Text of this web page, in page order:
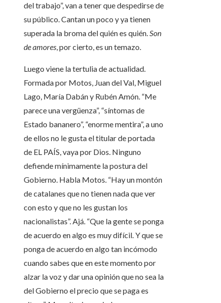
del trabajo”, van a tener que despedirse de
su público. Cantan un poco y ya tienen
superada la broma del quién es quién.Son
de amores, por cierto, es un temazo.
Luego viene la tertulia de actualidad.
Formada por Motos, Juan del Val, Miguel
Lago, María Dabán y Rubén Amón. “Me
parece una vergüenza”, “síntomas de
Estado bananero”, “enorme mentira”, a uno
de ellos no le gusta el titular de portada
de EL PAÍS, vaya por Dios. Ninguno
defiende mínimamente la postura del
Gobierno. Habla Motos. “Hay un montón
de catalanes que no tienen nada que ver
con esto y que no les gustan los
nacionalistas”. Ajá. “Que la gente se ponga
de acuerdo en algo es muy difícil. Y que se
ponga de acuerdo en algo tan incómodo
cuando sabes que en este momento por
alzar la voz y dar una opinión que no sea la
del Gobierno el precio que se paga es